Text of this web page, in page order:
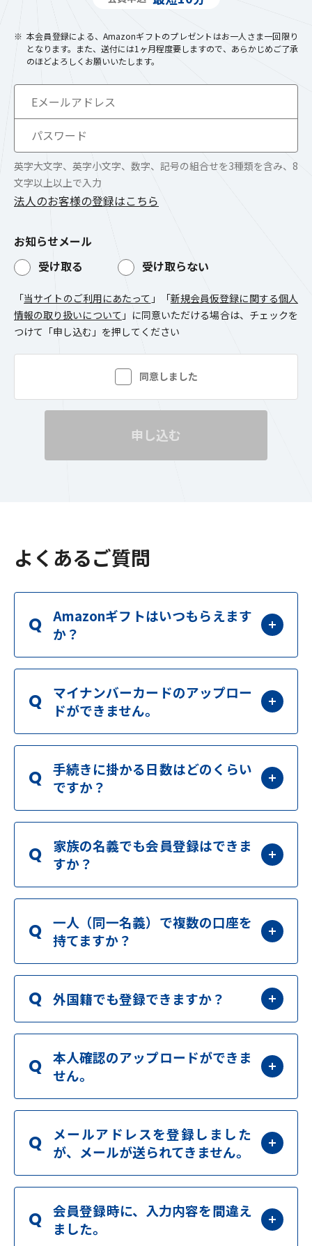
本会員登録による、Amazonギフトのプレゼントはお一人さま一回限り
となります。また、送付には1ヶ月程度要しますので、あらかじめご了承
のほどよろしくお願いいたします。
英字大文字、英字小文字、数字、記号の組合せを3種類を含み、8
文字以上以上で入力
法人のお客様の登録はこちら
お知らせメール
受け取る
受け取らない
「当サイトのご利用にあたって 」「新規会員仮登録に関する個人
情報の取り扱いについて 」に同意いただける場合は、チェックを
つけて「申し込む」を押してください
同意しました
申し込む
よくあるご質問
Q Amazonギフトはいつもらえます
か？
Q
マイナンバーカードのアップロー
ドができません。
Q 手続きに掛かる日数はどのくらい
ですか？
Q
家族の名義でも会員登録はできま
すか？
Q 一人（同一名義）で複数の口座を
持てますか？
Q 外国籍でも登録できますか？
Q 本人確認のアップロードができま
せん。
Q
メールアドレスを登録しました
が、メールが送られてきません。
Q 会員登録時に、入力内容を間違え
ました。